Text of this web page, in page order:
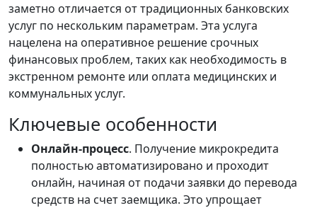
заметно отличается от традиционных банковских
услуг по нескольким параметрам. Эта услуга
нацелена на оперативное решение срочных
финансовых проблем, таких как необходимость в
экстренном ремонте или оплата медицинских и
коммунальных услуг.
Ключевые особенности
Онлайн-процесс. Получение микрокредита
полностью автоматизировано и проходит
онлайн, начиная от подачи заявки до перевода
средств на счет заемщика. Это упрощает